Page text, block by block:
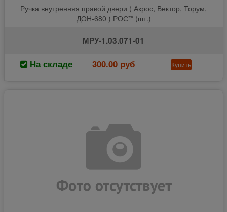
Ручка внутренняя правой двери ( Акрос, Вектор, Торум,
ДОН-680 ) РОС** (шт.)
МРУ-1.03.071-01
На складе 300.00 руб Купить